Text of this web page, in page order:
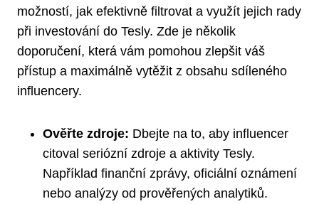
možností, jak efektivně filtrovat a využít jejich rady
při investování do Tesly. Zde je několik
doporučení, která vám pomohou zlepšit váš
přístup a maximálně vytěžit z obsahu sdíleného
influencery.
Ověřte zdroje: Dbejte na to, aby influencer
citoval seriózní zdroje a aktivity Tesly.
Například finanční zprávy, oficiální oznámení
nebo analýzy od prověřených analytiků.